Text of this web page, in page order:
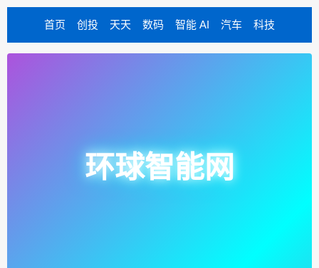
首页 创投 天天 数码 智能 AI 汽车 科技
环球智能网